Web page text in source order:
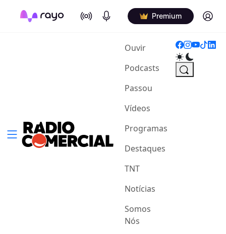
On Air Podcasts Premium Log in
Ouvir(current)
Podcasts
Passou
Vídeos
Programas
Destaques
TNT
Notícias
Somos
Nós